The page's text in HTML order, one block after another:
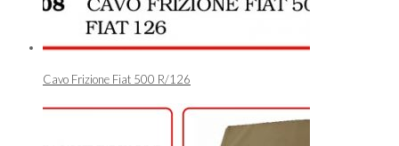
Cavo Frizione Fiat 500 R/126